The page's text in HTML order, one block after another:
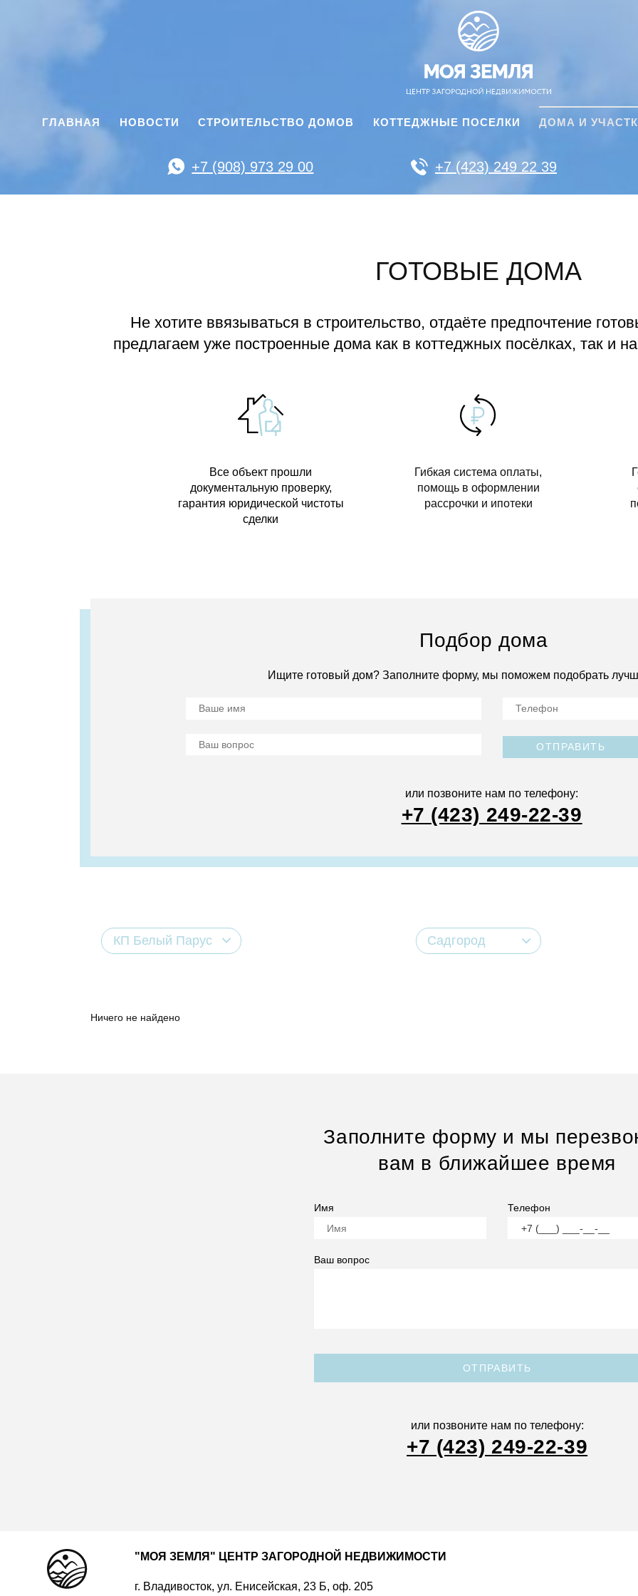
ГЛАВНАЯ НОВОСТИ СТРОИТЕЛЬСТВО ДОМОВ КОТТЕДЖНЫЕ ПОСЕЛКИ ДОМА И
+7 (908) 973 29 00 +7 (423) 249 22 39
ГОТОВЫЕ ДОМА
Не хотите ввязываться в строительство, отдаёте предпочтение
предлагаем уже построенные дома как в коттеджных посёлках, так и
Все объект прошли
документальную проверку,
гарантия юридической чистоты
сделки
Гибкая система оплаты,
помощь в оформлении
рассрочки и ипотеки
Подбор дома
Ищите готовый дом? Заполните форму, мы поможем подобрать
ОТПРАВИТЬ
или позвоните нам по телефону:
+7 (423) 249-22-39
КП Белый Парус Садгород
Ничего не найдено
Заполните форму и мы
вам в ближайшее время
Имя Телефон
Ваш вопрос
ОТПРАВИТЬ
или позвоните нам по телефону:
+7 (423) 249-22-39
"МОЯ ЗЕМЛЯ" ЦЕНТР ЗАГОРОДНОЙ НЕДВИЖИМОСТИ
г. Владивосток, ул. Енисейская, 23 Б, оф. 205